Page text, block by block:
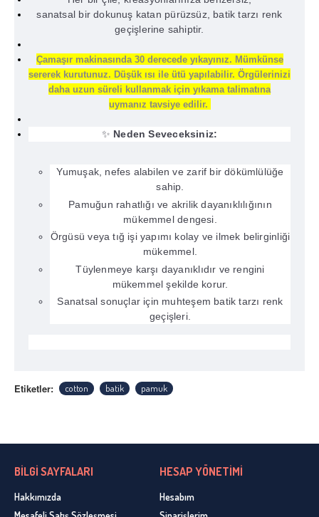
sanatsal bir dokunuş katan pürüzsüz, batik tarzı renk
geçişlerine sahiptir.
Çamaşır makinasında 30 derecede yıkayınız. Mümkünse
sererek kurutunuz. Düşük ısı ile ütü yapılabilir. Örgülerinizi
daha uzun süreli kullanmak için yıkama talimatına
uymanız tavsiye edilir.
✨ Neden Seveceksiniz:
Yumuşak, nefes alabilen ve zarif bir dökümlülüğe
sahip.
Pamuğun rahatlığı ve akrilik dayanıklılığının
mükemmel dengesi.
Örgüsü veya tığ işi yapımı kolay ve ilmek belirginliği
mükemmel.
Tüylenmeye karşı dayanıklıdır ve rengini
mükemmel şekilde korur.
Sanatsal sonuçlar için muhteşem batik tarzı renk
geçişleri.
Etiketler: cotton batik pamuk
BİLGİ SAYFALARI
Hakkımızda
HESAP YÖNETİMİ
Hesabım